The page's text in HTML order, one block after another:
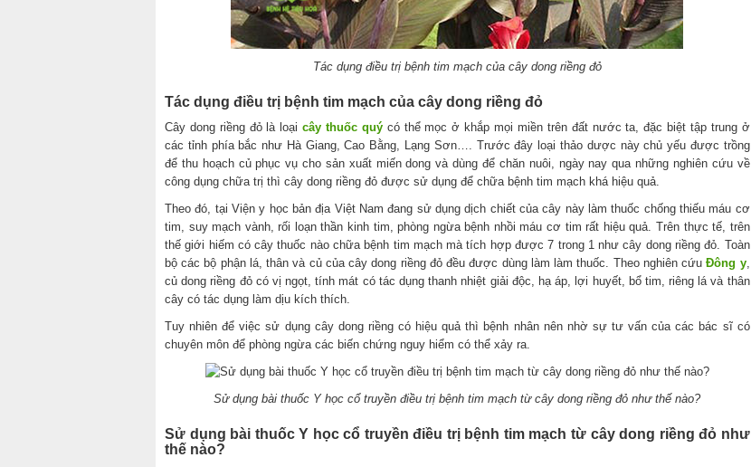
Tác dụng điều trị bệnh tim mạch của cây dong riềng đỏ
Tác dụng điều trị bệnh tim mạch của cây dong riềng đỏ
Cây dong riềng đỏ là loạicây thuốc quýcó thể mọc ở khắp mọi miền trên đất nước ta, đặc biệt tập trung ở
các tỉnh phía bắc như Hà Giang, Cao Bằng, Lạng Sơn…. Trước đây loại thảo dược này chủ yếu được trồng
để thu hoạch củ phục vụ cho sản xuất miến dong và dùng để chăn nuôi, ngày nay qua những nghiên cứu về
công dụng chữa trị thì cây dong riềng đỏ được sử dụng để chữa bệnh tim mạch khá hiệu quả.
Theo đó, tại Viện y học bản địa Việt Nam đang sử dụng dịch chiết của cây này làm thuốc chống thiếu máu cơ
tim, suy mạch vành, rối loạn thần kinh tim, phòng ngừa bệnh nhồi máu cơ tim rất hiệu quả. Trên thực tế, trên
thế giới hiếm có cây thuốc nào chữa bệnh tim mạch mà tích hợp được 7 trong 1 như cây dong riềng đỏ. Toàn
bộ các bộ phận lá, thân và củ của cây dong riềng đỏ đều được dùng làm làm thuốc. Theo nghiên cứuĐông y,
củ dong riềng đỏ có vị ngọt, tính mát có tác dụng thanh nhiệt giải độc, hạ áp, lợi huyết, bổ tim, riêng lá và thân
cây có tác dụng làm dịu kích thích.
Tuy nhiên để việc sử dụng cây dong riềng có hiệu quả thì bệnh nhân nên nhờ sự tư vấn của các bác sĩ có
chuyên môn để phòng ngừa các biến chứng nguy hiểm có thể xảy ra.
Sử dụng bài thuốc Y học cổ truyền điều trị bệnh tim mạch từ cây dong riềng đỏ như thế nào?
Sử dụng bài thuốc Y học cổ truyền điều trị bệnh tim mạch từ cây dong riềng đỏ như
thế nào?